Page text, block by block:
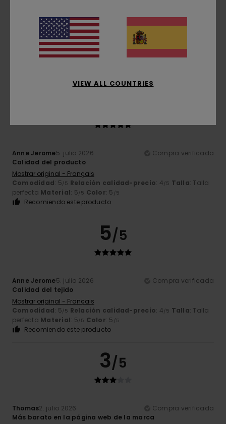
7. julio 2026
Compra verificada
Máxima comodidad y calidad
Mostrar original - Deutsch
Comodidad: 5/5 Relación calidad-precio: 5 Talla
Anne Jerome5. julio 2026
Compra verificada
Calidad del producto
Mostrar original - Français
Comodidad: 5/5 Relación calidad-precio: 4/5 Talla: Talla
perfecta Material: 5/5 Color: 5 /5
Recomiendo este producto
5/5
Anne Jerome5. julio 2026
Compra verificada
Calidad del tejido
Mostrar original - Français
Comodidad: 5/5 Relación calidad-precio: 4/5 Talla: Talla
perfecta Material: 5/5 Color: 5 /5
Recomiendo este producto
3/5
Thomas2. julio 2026
Compra verificada
Más barato en la página web de la marca
VIEW ALL COUNTRIES